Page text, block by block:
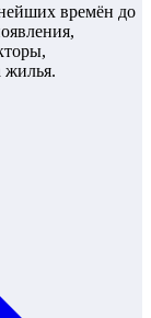
времён до
жилья.